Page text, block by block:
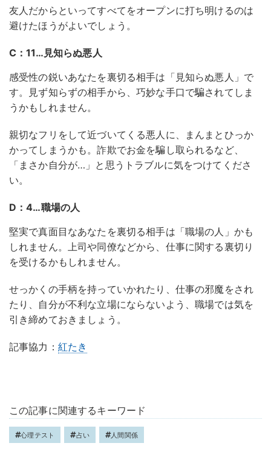
友人だからといってすべてをオープンに打ち明けるのは
避けたほうがよいでしょう。
C：11…見知らぬ悪人
感受性の鋭いあなたを裏切る相手は「見知らぬ悪人」で
す。見ず知らずの相手から、巧妙な手口で騙されてしま
うかもしれません。
親切なフリをして近づいてくる悪人に、まんまとひっか
かってしまうかも。詐欺でお金を騙し取られるなど、
「まさか自分が…」と思うトラブルに気をつけてくださ
い。
D：4…職場の人
堅実で真面目なあなたを裏切る相手は「職場の人」かも
しれません。上司や同僚などから、仕事に関する裏切り
を受けるかもしれません。
せっかくの手柄を持っていかれたり、仕事の邪魔をされ
たり、自分が不利な立場にならないよう、職場では気を
引き締めておきましょう。
記事協力： 紅たき
この記事に関連するキーワード
心理テスト 占い 人間関係